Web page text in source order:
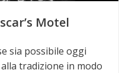
Motel
sia possibile oggi
tradizione in modo